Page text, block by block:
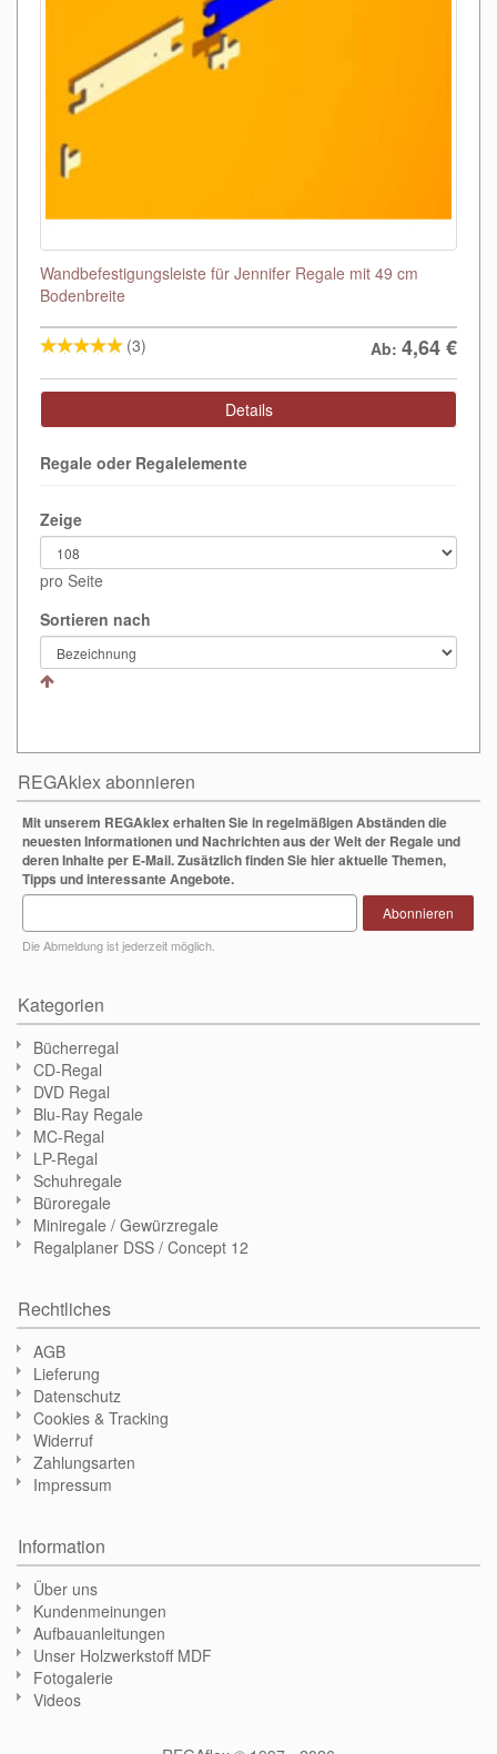
Wandbefestigungsleiste für Jennifer Regale mit 49 cm
Bodenbreite
(3) Ab: 4,64€
Details
Regale oder Regalelemente
Zeige
pro Seite
Sortieren nach
REGAklex abonnieren
Mit unserem REGAklex erhalten Sie in regelmäßigen Abständen die
neuesten Informationen und Nachrichten aus der Welt der Regale und
deren Inhalte per E-Mail. Zusätzlich finden Sie hier aktuelle Themen,
Tipps und interessante Angebote.
Die Abmeldung ist jederzeit möglich.
Abonnieren
Kategorien
Bücherregal
CD-Regal
DVD Regal
Blu-Ray Regale
MC-Regal
LP-Regal
Schuhregale
Büroregale
Miniregale / Gewürzregale
Regalplaner DSS / Concept 12
Rechtliches
AGB
Lieferung
Datenschutz
Cookies & Tracking
Widerruf
Zahlungsarten
Impressum
Information
Über uns
Kundenmeinungen
Aufbauanleitungen
Unser Holzwerkstoff MDF
Fotogalerie
Videos